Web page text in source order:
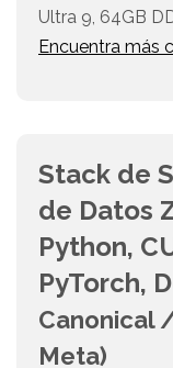
Ultra 9, 64GB
Encuentra más
Stack de
de Datos
Python,
PyTorch,
Canonical
Meta)